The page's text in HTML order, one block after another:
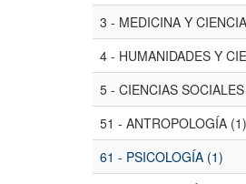
3 - MEDICINA Y
4 - HUMANIDADES Y
5 - CIENCIAS
51 - ANTROPOLOGÍA (1)
61 - PSICOLOGÍA (1)